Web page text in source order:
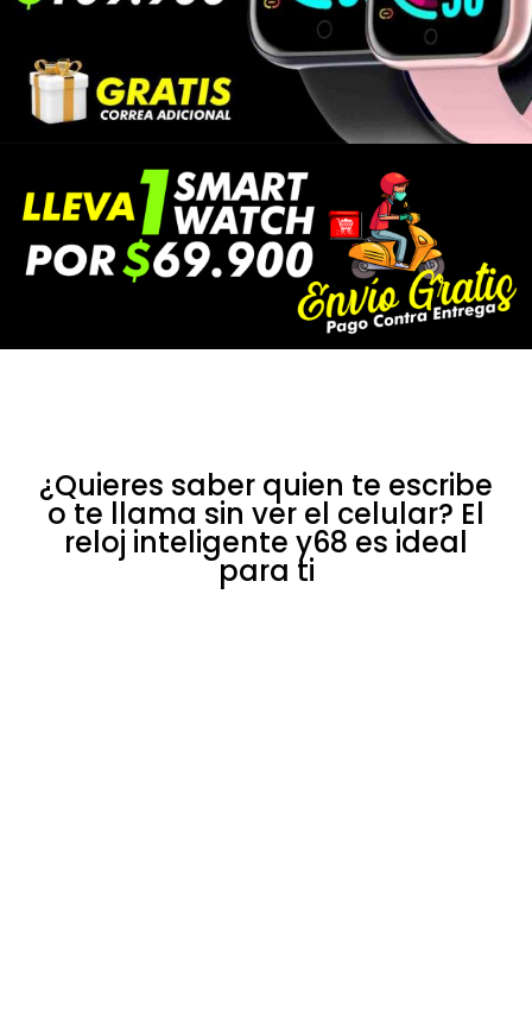
¿Quieres saber quien te escribe
o te llama sin ver el celular? El
reloj inteligente y68 es ideal
para ti